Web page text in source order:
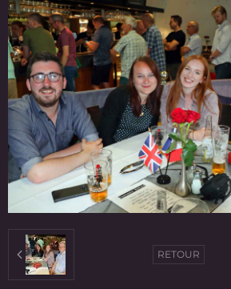
RETOUR